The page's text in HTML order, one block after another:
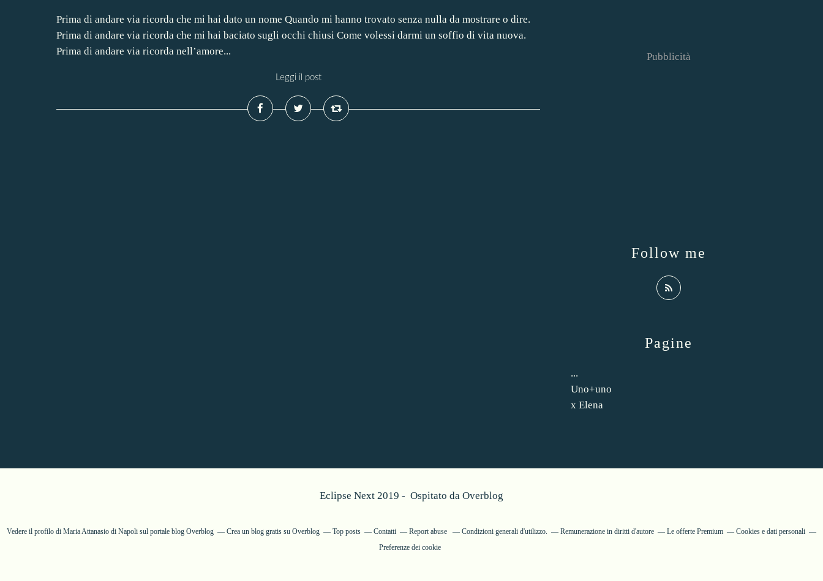
Prima di andare via ricorda che mi hai dato un nome Quando mi hanno trovato senza nulla da mostrare o dire.
Prima di andare via ricorda che mi hai baciato sugli occhi chiusi Come volessi darmi un soffio di vita nuova.
Prima di andare via ricorda nell’amore...
Leggi il post
Pagine
...
Uno+uno
x Elena
Follow me
Pubblicità
Eclipse Next 2019 - Ospitato da Overblog
Vedere il profilo di Maria Attanasio di Napoli sul portale blog Overblog Crea un blog gratis su Overblog Top posts Contatti Report abuse Condizioni generali d'utilizzo. Remunerazione in diritti d'autore Le offerte Premium
Cookies e dati personali
Preferenze dei cookie